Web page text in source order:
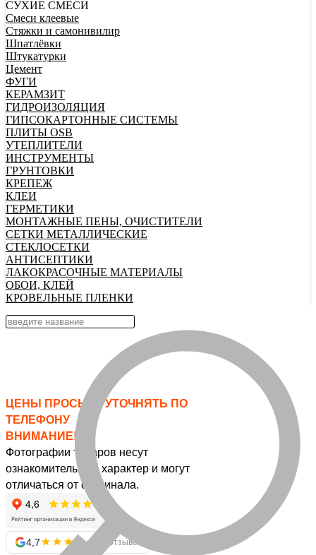
ЦЕНЫ ПРОСЬБА УТОЧНЯТЬ ПО
ТЕЛЕФОНУ
ВНИМАНИЕ!
Фотографии товаров несут
ознакомительный характер и могут
отличаться от оригинала.
4,7 57 отзывов
СУХИЕ СМЕСИ
Смеси клеевые
Стяжки и самонивилир
Шпатлёвки
Штукатурки
Цемент
ФУГИ
КЕРАМЗИТ
ГИДРОИЗОЛЯЦИЯ
ГИПСОКАРТОННЫЕ СИСТЕМЫ
ПЛИТЫ OSB
УТЕПЛИТЕЛИ
ИНСТРУМЕНТЫ
ГРУНТОВКИ
КРЕПЕЖ
КЛЕИ
ГЕРМЕТИКИ
МОНТАЖНЫЕ ПЕНЫ, ОЧИСТИТЕЛИ
СЕТКИ МЕТАЛЛИЧЕСКИЕ
СТЕКЛОСЕТКИ
АНТИСЕПТИКИ
ЛАКОКРАСОЧНЫЕ МАТЕРИАЛЫ
ОБОИ, КЛЕЙ
КРОВЕЛЬНЫЕ ПЛЕНКИ